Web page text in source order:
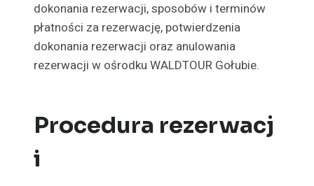
dokonania rezerwacji, sposobów i terminów
płatności za rezerwację, potwierdzenia
dokonania rezerwacji oraz anulowania
rezerwacji w ośrodku WALDTOUR Gołubie.
Procedura rezerwacj
i